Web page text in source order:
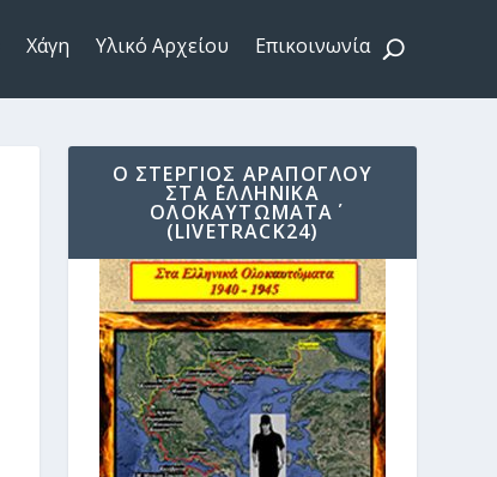
Χάγη Υλικό Αρχείου Επικοινωνία
Ο ΣΤΈΡΓΙΟΣ ΑΡΆΠΟΓΛΟΥ
ΣΤΑ ΄ΕΛΛΗΝΙΚΆ
ΟΛΟΚΑΥΤΏΜΑΤΑ΄
(LIVETRACK24)